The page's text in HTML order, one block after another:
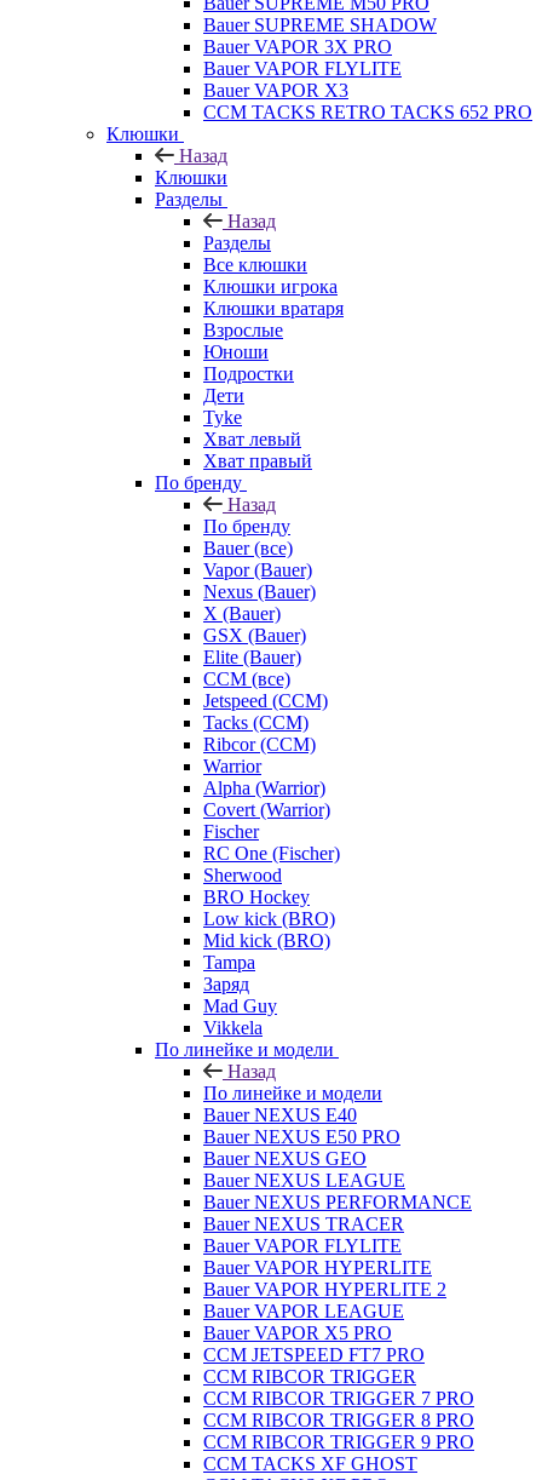
Bauer SUPREME SHADOW
Bauer VAPOR 3X PRO
Bauer VAPOR FLYLITE
Bauer VAPOR X3
CCM TACKS RETRO TACKS 652 PRO
Клюшки
Назад
Клюшки
Разделы
Назад
Разделы
Все клюшки
Клюшки игрока
Клюшки вратаря
Взрослые
Юноши
Подростки
Дети
Tyke
Хват левый
Хват правый
По бренду
Назад
По бренду
Bauer (все)
Vapor (Bauer)
Nexus (Bauer)
X (Bauer)
GSX (Bauer)
Elite (Bauer)
CCM (все)
Jetspeed (CCM)
Tacks (CCM)
Ribcor (CCM)
Warrior
Alpha (Warrior)
Covert (Warrior)
Fischer
RC One (Fischer)
Sherwood
BRO Hockey
Low kick (BRO)
Mid kick (BRO)
Tampa
Заряд
Mad Guy
Vikkela
По линейке и модели
Назад
По линейке и модели
Bauer NEXUS E40
Bauer NEXUS E50 PRO
Bauer NEXUS GEO
Bauer NEXUS LEAGUE
Bauer NEXUS PERFORMANCE
Bauer NEXUS TRACER
Bauer VAPOR FLYLITE
Bauer VAPOR HYPERLITE
Bauer VAPOR HYPERLITE 2
Bauer VAPOR LEAGUE
Bauer VAPOR X5 PRO
CCM JETSPEED FT7 PRO
CCM RIBCOR TRIGGER
CCM RIBCOR TRIGGER 7 PRO
CCM RIBCOR TRIGGER 8 PRO
CCM RIBCOR TRIGGER 9 PRO
CCM TACKS XF GHOST